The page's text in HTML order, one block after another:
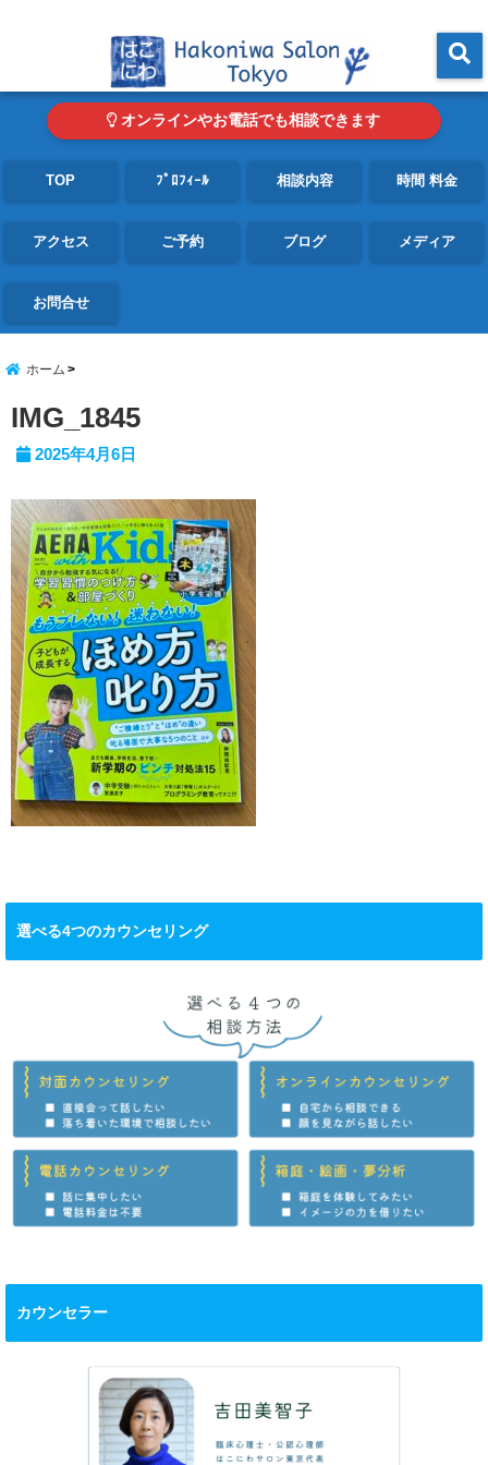
オンラインやお電話でも相談できます
TOP ﾌﾟﾛﾌｨｰﾙ 相談内容 時間 料金
アクセス ご予約 ブログ メディア
お問合せ
ホーム
IMG_1845
2025年4月6日
選べる4つのカウンセリング
カウンセラー